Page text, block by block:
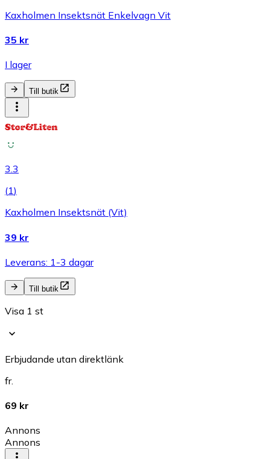
Kaxholmen Insektsnät Enkelvagn Vit
35 kr
I lager
Till butik
3.3
(1)
Kaxholmen Insektsnät (Vit)
39 kr
Leverans: 1-3 dagar
Till butik
Visa 1 st
Erbjudande utan direktlänk
fr.
69 kr
Annons
Annons